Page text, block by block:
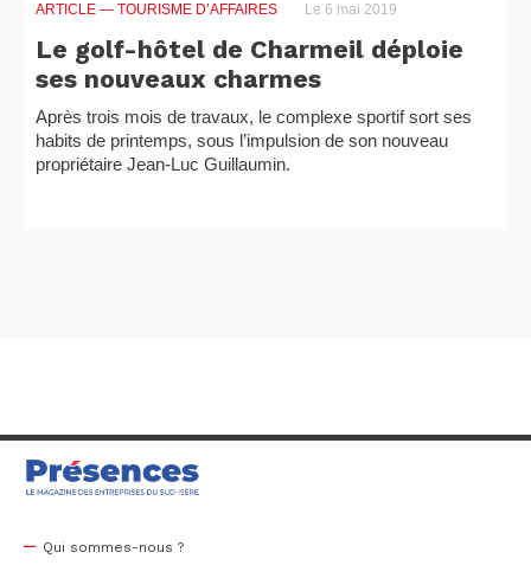
ARTICLE — TOURISME D’AFFAIRES Le 6 mai 2019
Le golf-hôtel de Charmeil déploie
ses nouveaux charmes
Après trois mois de travaux, le complexe sportif sort ses
habits de printemps, sous l’impulsion de son nouveau
propriétaire Jean-Luc Guillaumin.
Qui sommes-nous ?